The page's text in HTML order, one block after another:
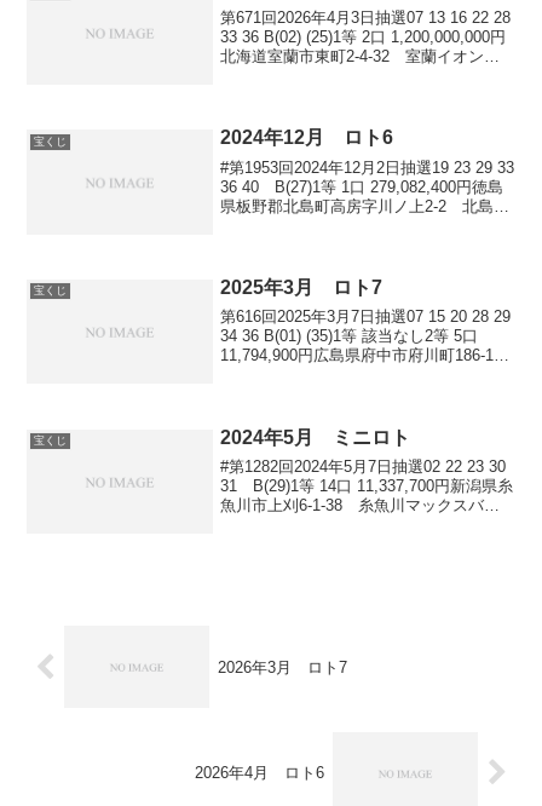
第671回2026年4月3日抽選07 13 16 22 28
33 36 B(02) (25)1等 2口 1,200,000,000円
北海道室蘭市東町2-4-32 室蘭イオンチ
宝くじ 2024年12月 ロト6
#第1953回2024年12月2日抽選19 23 29 33
36 40 B(27)1等 1口 279,082,400円徳島
県板野郡北島町高房字川ノ上2-2 北島イ
宝くじ 2025年3月 ロト7
第616回2025年3月7日抽選07 15 20 28 29
34 36 B(01) (35)1等 該当なし2等 5口
11,794,900円広島県府中市府川町186-1
宝くじ 2024年5月 ミニロト
#第1282回2024年5月7日抽選02 22 23 30
31 B(29)1等 14口 11,337,700円新潟県糸
魚川市上刈6-1-38 糸魚川マックスバリ
2026年3月 ロト7
2026年4月 ロト6